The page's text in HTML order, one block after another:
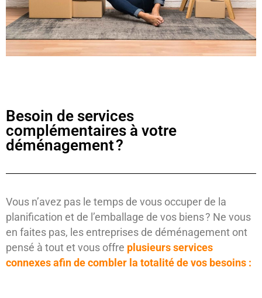
Besoin de services
complémentaires à votre
déménagement ?
Vous n’avez pas le temps de vous occuper de la
planification et de l’emballage de vos biens ? Ne vous
en faites pas, les entreprises de déménagement ont
pensé à tout et vous offre plusieurs services
connexes afin de combler la totalité de vos besoins :